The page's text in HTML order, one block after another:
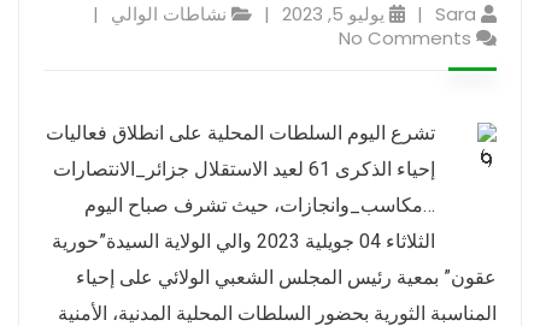
Sara يوليو 5, 2023
نشاطات الوالي
No Comments
تشرع اليوم السلطات المحلية على انطلاق فعاليات
إحياء الذكرى 61 لعيد الاستقلال جزائر_الانتصارات
…مكاسب_وانجازات، حيث تشرف صباح اليوم
الثلاثاء 04 جويلية 2023 والي الولاية السيدة”حورية
عقون” بمعية رئيس المجلس الشعبي الولائي على إحياء
المناسبة الثورية بحضور السلطات المحلية المدنية، الأمنية